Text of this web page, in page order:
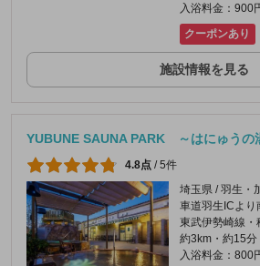
入浴料金：900
クーポンあり
施設情報を見る
YUBUNE SAUNA PARK ～はにゅうの
4.8点 /5件
埼玉県 / 羽生・
車道羽生ICよ
東武伊勢崎線・
約3km・約15分
入浴料金：800